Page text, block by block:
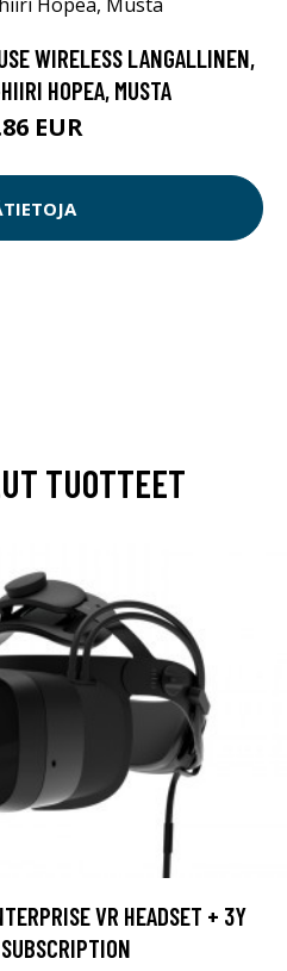
WIRELESS LANGALLINEN,
HOPEA, MUSTA
EUR
TUOTTEET
VR HEADSET + 3Y